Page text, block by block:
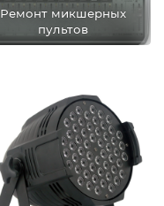
Ремонт микшерных
пультов